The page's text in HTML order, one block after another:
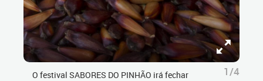
O festival SABORES DO PINHÃO irá fechar
1/4